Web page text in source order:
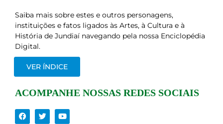
Saiba mais sobre estes e outros personagens,
instituições e fatos ligados às Artes, à Cultura e à
História de Jundiaí navegando pela nossa Enciclopédia
Digital.
VER ÍNDICE
ACOMPANHE NOSSAS REDES SOCIAIS